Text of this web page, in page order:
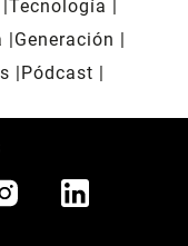
Tecnología
Generación
Pódcast